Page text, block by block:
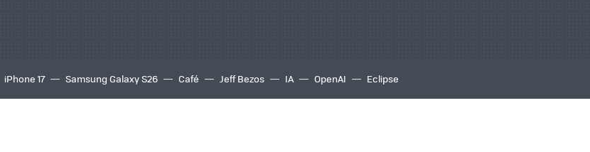
iPhone 17 Samsung Galaxy S26 Café Jeff Bezos IA OpenAI Eclipse